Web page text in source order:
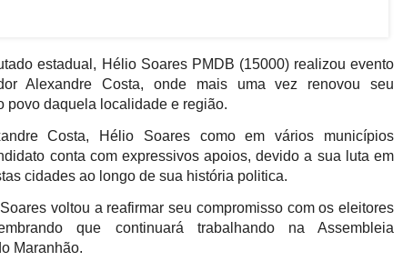
estadual, Hélio Soares PMDB (15000) realizou evento
Alexandre Costa, onde mais uma vez renovou seu
povo daquela localidade e região.
Costa, Hélio Soares como em vários municípios
conta com expressivos apoios, devido a sua luta em
cidades ao longo de sua história politica.
voltou a reafirmar seu compromisso com os eleitores
que continuará trabalhando na Assembleia
Maranhão.